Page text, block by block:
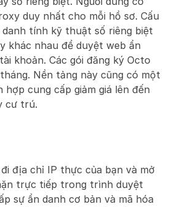
duy nhất cho mỗi hồ sơ. Cấu
tính kỹ thuật số riêng biệt
khác nhau để duyệt web ẩn
khoản. Các gói đăng ký Octo
Nền tảng này cũng có một
cung cấp giảm giá lên đến
cư trú.
địa chỉ IP thực của bạn và mở
trực tiếp trong trình duyệt
sự ẩn danh cơ bản và mã hóa